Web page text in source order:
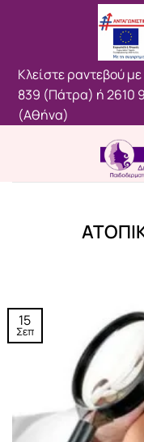
Κλείστε ραντεβού
839 (Πάτρα) ή2610
(Aθήνα)
15
Σεπ